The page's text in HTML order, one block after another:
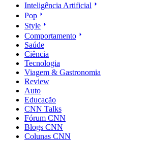
Inteligência Artificial
Pop
Style
Comportamento
Saúde
Ciência
Tecnologia
Viagem & Gastronomia
Review
Auto
Educação
CNN Talks
Fórum CNN
Blogs CNN
Colunas CNN